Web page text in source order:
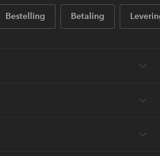
Bestelling Betaling